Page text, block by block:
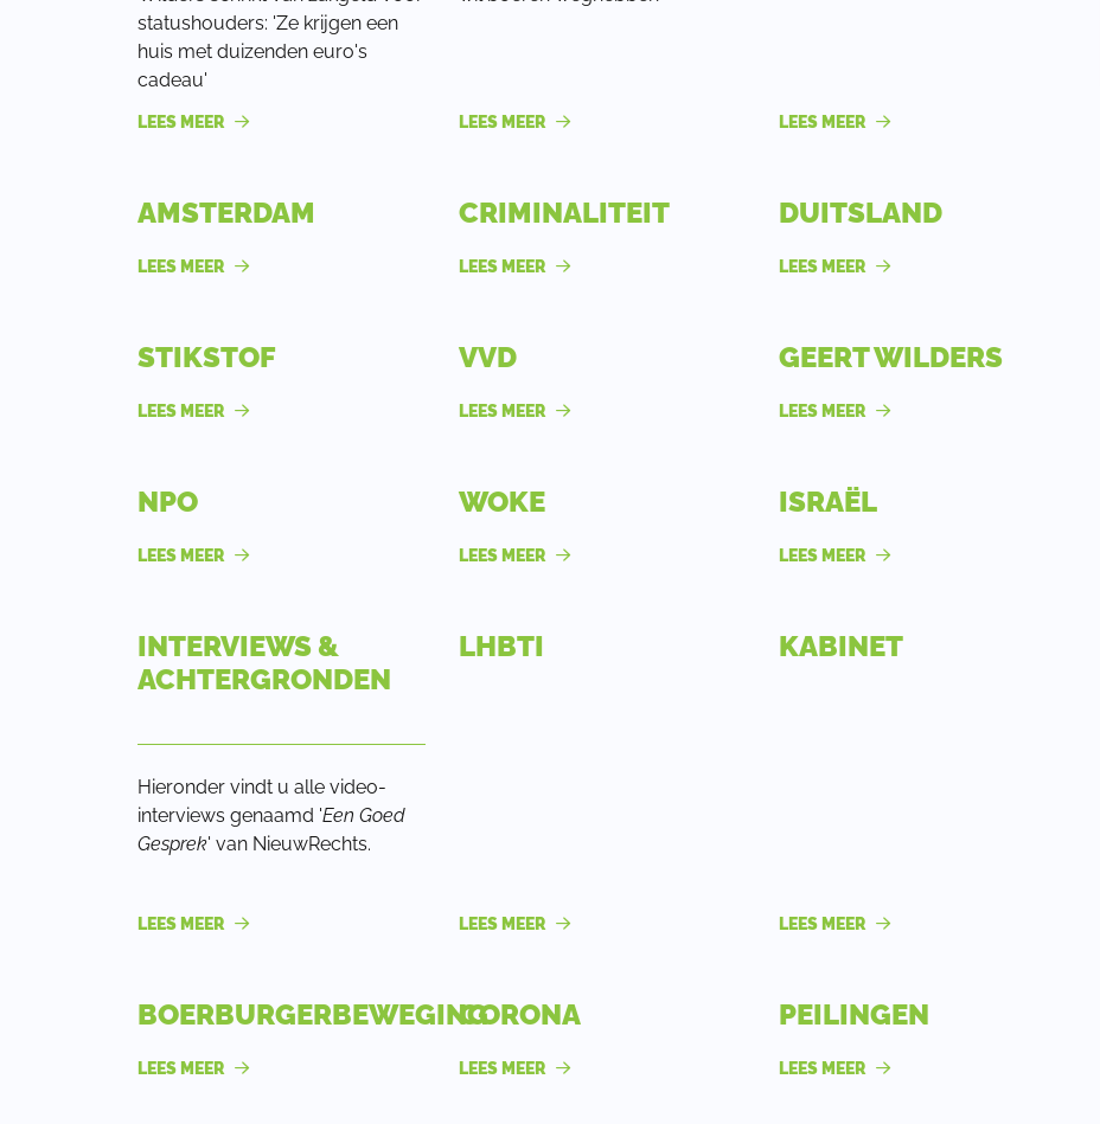
statushouders: 'Ze krijgen een
huis met duizenden euro's
cadeau'
LEES MEER LEES MEER LEES MEER
AMSTERDAM
LEES MEER
CRIMINALITEIT
LEES MEER
DUITSLAND
LEES MEER
STIKSTOF
LEES MEER
VVD
LEES MEER
GEERT WILDERS
LEES MEER
NPO
LEES MEER
WOKE
LEES MEER
ISRAËL
LEES MEER
INTERVIEWS &
ACHTERGRONDEN
Hieronder vindt u alle video-
interviews genaamd 'Een Goed
Gesprek' van NieuwRechts.
LEES MEER
LHBTI
LEES MEER
KABINET
LEES MEER
BOERBURGERBEWEGING
LEES MEER
CORONA
LEES MEER
PEILINGEN
LEES MEER